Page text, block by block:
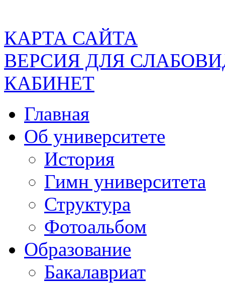
КАРТА САЙТА
ВЕРСИЯ ДЛЯ
КАБИНЕТ
Главная
Об университете
История
Гимн университета
Структура
Фотоальбом
Образование
Бакалавриат